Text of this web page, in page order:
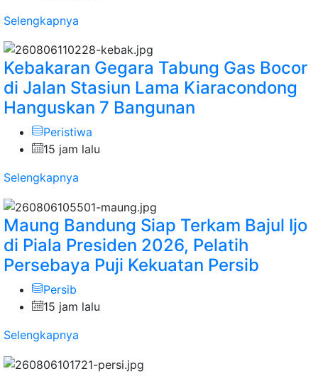
Selengkapnya
Kebakaran Gegara Tabung Gas Bocor
di Jalan Stasiun Lama Kiaracondong
Hanguskan 7 Bangunan
Peristiwa
15 jam lalu
Selengkapnya
Maung Bandung Siap Terkam Bajul Ijo
di Piala Presiden 2026, Pelatih
Persebaya Puji Kekuatan Persib
Persib
15 jam lalu
Selengkapnya